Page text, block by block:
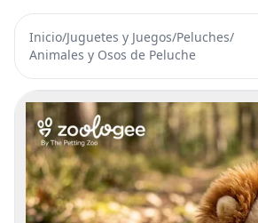
Inicio/Juguetes y Juegos/Peluches/
Animales y Osos de Peluche